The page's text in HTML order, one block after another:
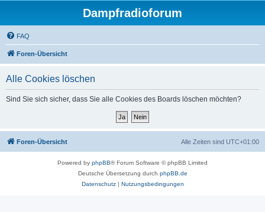
Dampfradioforum
FAQ
Foren-Übersicht
Alle Cookies löschen
Sind Sie sich sicher, dass Sie alle Cookies des Boards löschen möchten?
Foren-Übersicht Alle Zeiten sind UTC+01:00
Powered by phpBB® Forum Software © phpBB Limited
Deutsche Übersetzung durch phpBB.de
Datenschutz| Nutzungsbedingungen